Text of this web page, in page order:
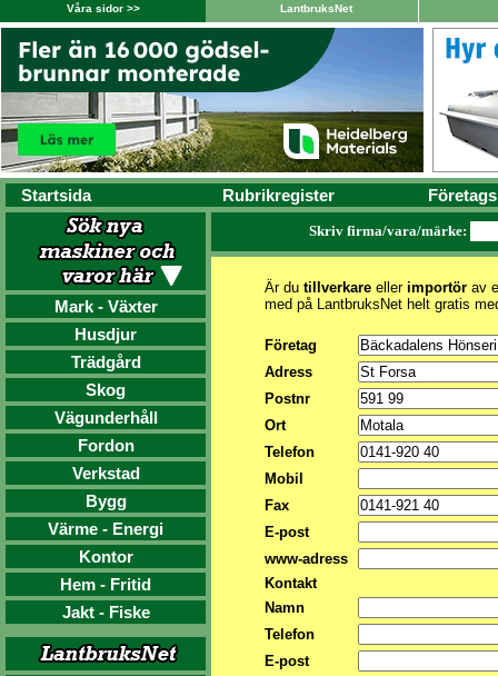
Våra sidor >> LantbruksNet
Startsida Rubrikregister
Mark - Växter
Husdjur
Trädgård
Skog
Vägunderhåll
Fordon
Verkstad
Bygg
Värme - Energi
Kontor
Hem - Fritid
Jakt - Fiske
Skriv firma/vara/märke:
Är du tillverkare eller importör av
med på LantbruksNet helt gratis
Företag
Adress
Postnr
Ort
Telefon
Mobil
Fax
E-post
www-adress
Kontakt
Namn
Telefon
E-post